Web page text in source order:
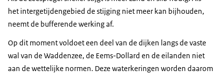
het intergetijdengebied de stijging niet meer kan bijhouden,
neemt de bufferende werking af.
Op dit moment voldoet een deel van de dijken langs de vaste
wal van de Waddenzee, de Eems-Dollard en de eilanden niet
aan de wettelijke normen. Deze waterkeringen worden daarom